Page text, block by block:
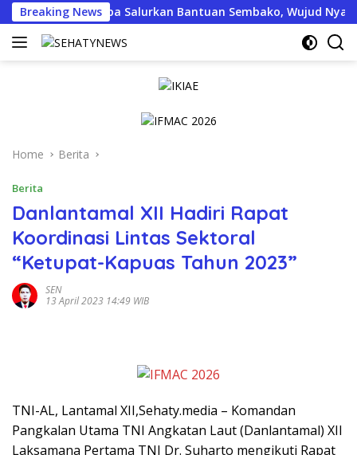
Skip
to
content
Breaking News
Menyapa Salurkan Bantuan Sembako, Wujud Nyata
Home Berita
Berita
Danlantamal XII Hadiri Rapat
Koordinasi Lintas Sektoral
“Ketupat-Kapuas Tahun 2023”
SEN
13 April 2023 14:49 WIB
TNI-AL, Lantamal XII,Sehaty.media – Komandan
Pangkalan Utama TNI Angkatan Laut (Danlantamal) XII
Laksamana Pertama TNI Dr. Suharto mengikuti Rapat